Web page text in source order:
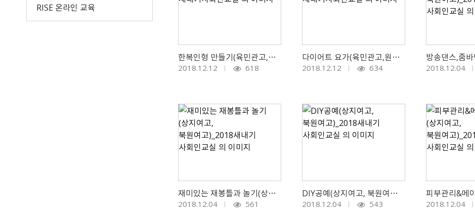
RISE 온라인 교육
한복인형 만들기(육민관고,원주여고)_2018 새내기사회인교실
2018.12.12 618
다이어트 요가(육민관고,원주여고)_2018 새내기사회인교실
2018.12.12 634 2018.12.04
재미있는 재봉틀과 놀기(상지여고, 북원여고)_2018새내기 사회인교실
2018.12.04 561
DIY공예(상지여고, 북원여고)_2018새내기 사회인교실
2018.12.04 543 2018.12.04